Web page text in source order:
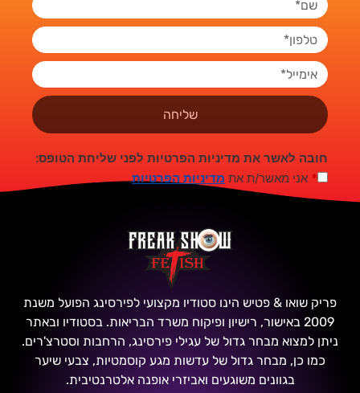
שליחה
חובה לאשר את מדיניות הפרטיות לפני שליחת הטופס:
* אני מאשר/ת את מדיניות הפרטיות.
פריק שואו & פטיש הינו סטודיו מקצועי לפירסינג הפועל משנת
2009 באישור, רישיון ופיקוח משרד הבריאות. בסטודיו ובאתר
ניתן למצוא מבחר גדול של עגילי פירסינג, הרחבות וסטרצ'רים.
כמו כן, מבחר גדול של עדשות מגע קוסמטיות, צבעי שיער
בגוונים משוגעים ואביזרי אופנה אלטרנטיבית.